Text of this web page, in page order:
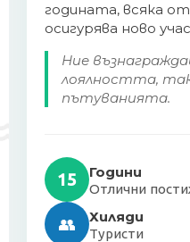
годината, всяка
осигурява ново
Ние
лоялността,
пътуванията.
15 Години
Отлични
👥 Хиляди
Туристи